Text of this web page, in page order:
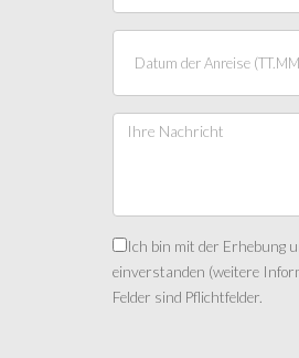
Ich bin mit der Erhebung
einverstanden (weitere
Felder sind Pflichtfelder.